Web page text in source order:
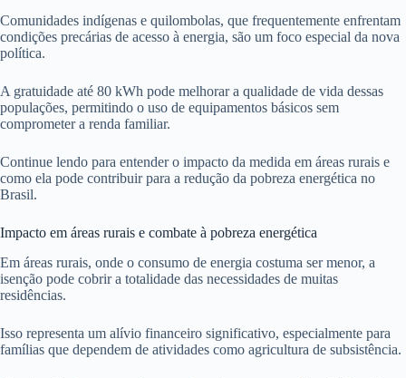
Comunidades indígenas e quilombolas, que frequentemente enfrentam
condições precárias de acesso à energia, são um foco especial da nova
política.
A gratuidade até 80 kWh pode melhorar a qualidade de vida dessas
populações, permitindo o uso de equipamentos básicos sem
comprometer a renda familiar.
Continue lendo para entender o impacto da medida em áreas rurais e
como ela pode contribuir para a redução da pobreza energética no
Brasil.
Impacto em áreas rurais e combate à pobreza energética
Em áreas rurais, onde o consumo de energia costuma ser menor, a
isenção pode cobrir a totalidade das necessidades de muitas
residências.
Isso representa um alívio financeiro significativo, especialmente para
famílias que dependem de atividades como agricultura de subsistência.